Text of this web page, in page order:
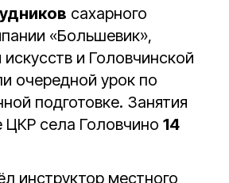
сахарного
«Большевик»,
и Головчинской
очередной урок по
подготовке. Занятия
ЦКР села Головчино 14
инструктор местного